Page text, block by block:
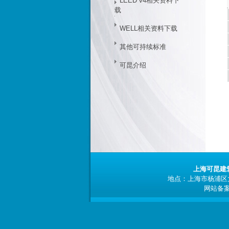
载
WELL相关资料下载
其他可持续标准
可昆介绍
上海可昆
地点：上海市杨浦
网站备